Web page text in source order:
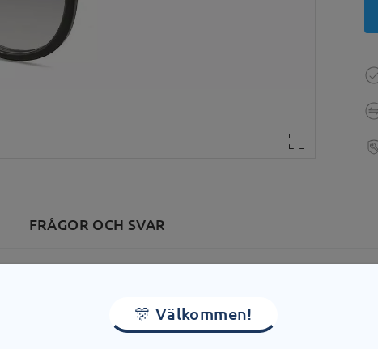
FRÅGOR OCH SVAR
Material: Tr
🎊 Välkommen!